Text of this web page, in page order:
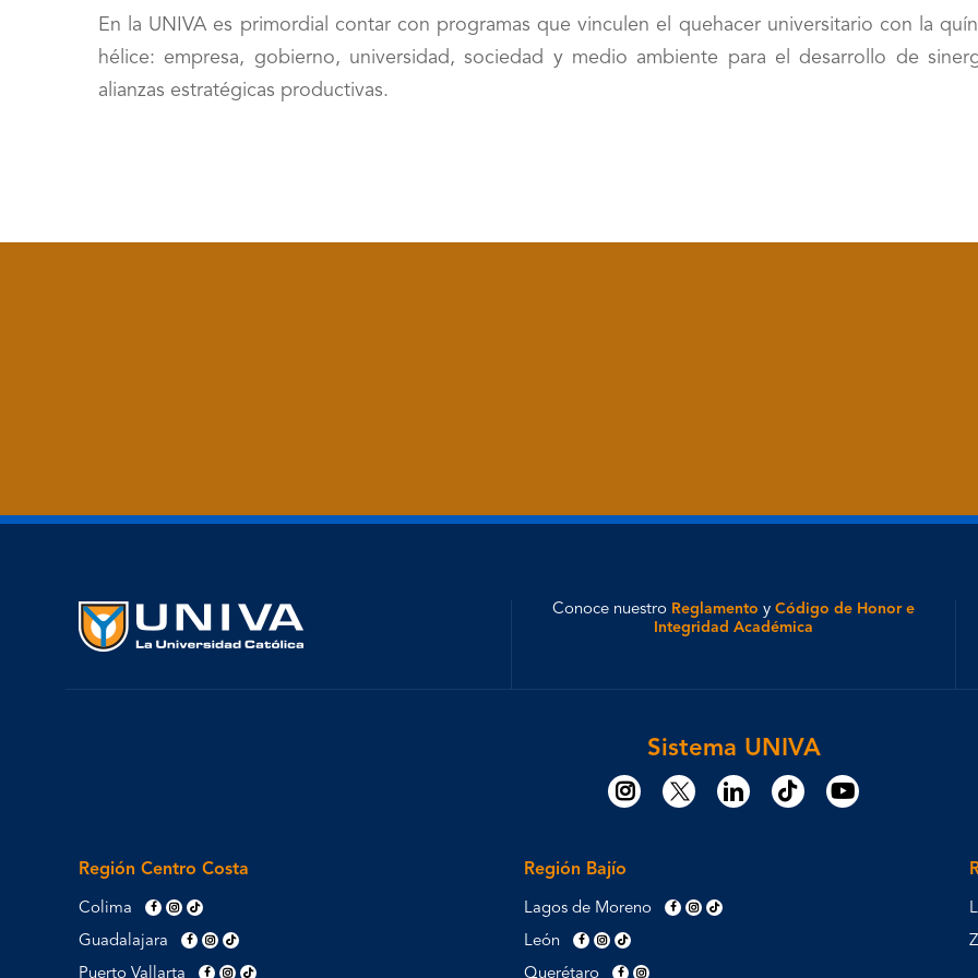
En la UNIVA es primordial contar con programas que vinculen el quehacer universitario con la
hélice: empresa, gobierno, universidad, sociedad y medio ambiente para el desarrollo de
alianzas estratégicas productivas.
Conoce nuestro Reglamento y Código de Honor e
Integridad Académica
Sistema UNIVA
Región Centro Costa
Colima
Guadalajara
Puerto Vallarta
Región Bajío
Lagos de Moreno
León
Querétaro